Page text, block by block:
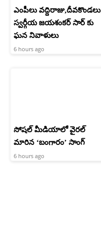
ఎంపీలు వద్దిరాజు,దీవకొండలు
స్వర్గీయ జయశంకర్ సార్ కు
ఘన నివాళులు
6 hours ago
సోషల్ మీడియాలో వైరల్
మారిన ‘బంగారం’ సాంగ్
6 hours ago